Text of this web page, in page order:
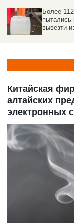
Более
пытались
вывезти
Китайская
алтайских
электронных